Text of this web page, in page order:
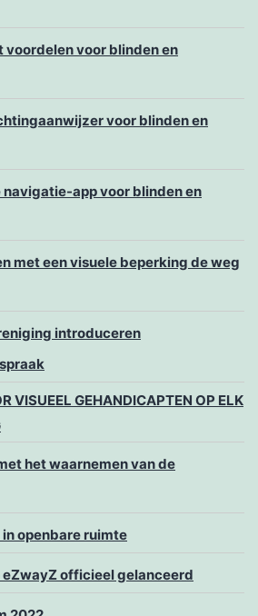
voor blinden en
voor blinden en
navigatie-app voor blinden en
met een visuele beperking de weg
introduceren
VISUEEL GEHANDICAPTEN OP ELK
het waarnemen van de
openbare ruimte
officieel gelanceerd